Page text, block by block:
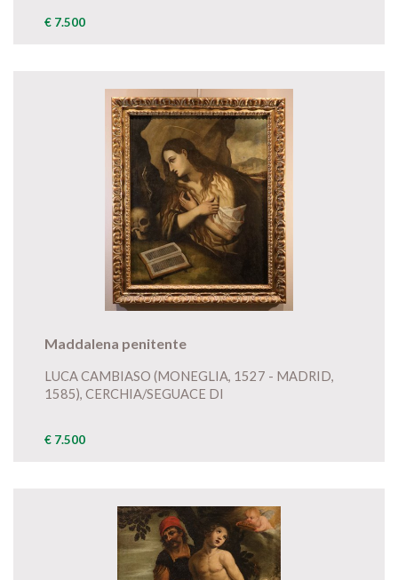
€ 7.500
Maddalena penitente
LUCA CAMBIASO (MONEGLIA, 1527 - MADRID,
1585), CERCHIA/SEGUACE DI
€ 7.500